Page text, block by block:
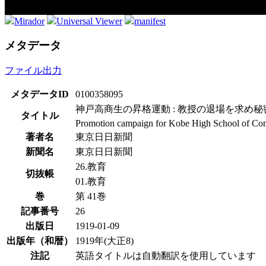
Mirador Universal Viewer manifest
メタデータ
ファイル出力
メタデータID 0100358095
タイトル
神戸高商生の昇格運動 : 教授の退場を求め
Promotion campaign for Kobe High School of
著者名
東京日日新聞
新聞名
東京日日新聞
切抜帳
26.教育
01.教育
巻
第 41巻
記事番号
26
出版日
1919-01-09
出版年（和暦）
1919年(大正8)
注記
英語タイトルは自動翻訳を使用しています